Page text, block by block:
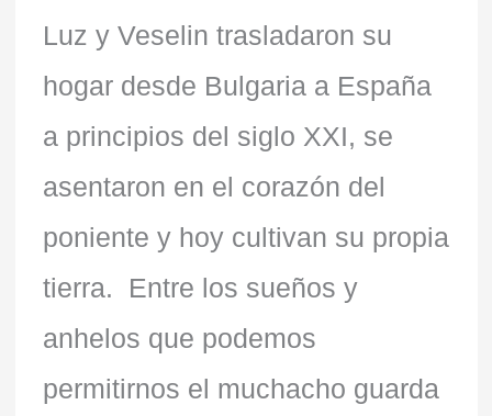
Luz y Veselin trasladaron su
hogar desde Bulgaria a España
a principios del siglo XXI, se
asentaron en el corazón del
poniente y hoy cultivan su propia
tierra. Entre los sueños y
anhelos que podemos
permitirnos el muchacho guarda